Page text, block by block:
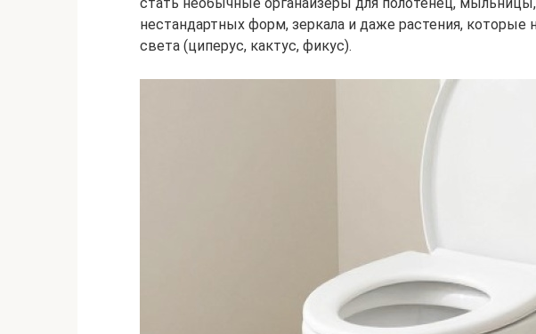
нестандартных форм, зеркала и даже растения,
света (циперус, кактус, фикус).